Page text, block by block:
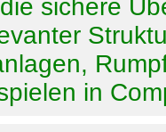
sichere
in